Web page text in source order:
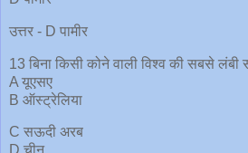
उत्तर - D पामीर
13 बिना किसी कोने वाली विश्व की सबसे
A यूएसए
B ऑस्ट्रेलिया
C सऊदी अरब